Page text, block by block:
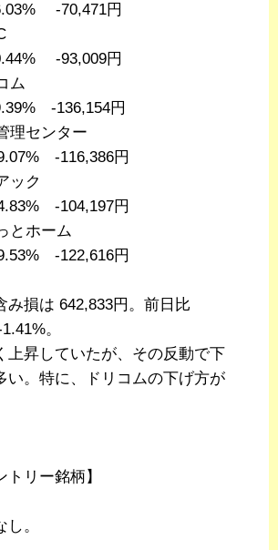
-70,471円
JMNC
-93,009円
リコム
-136,154円
理センター
-116,386円
ィアック
-104,197円
っとホーム
-122,616円
み損は 642,833円。前日比
。
上昇していたが、その反動で下
い。特に、ドリコムの下げ方が
トリー銘柄】
。